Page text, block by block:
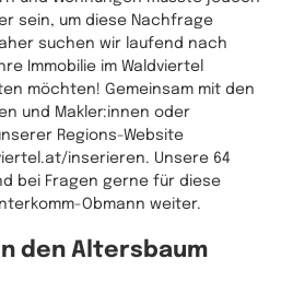
sein, um diese Nachfrage
suchen wir laufend nach
Immobilie im Waldviertel
möchten! Gemeinsam mit den
und Makler:innen oder
Regions-Website
inserieren. Unsere 64
bei Fragen gerne für diese
Obmann weiter.
den Altersbaum